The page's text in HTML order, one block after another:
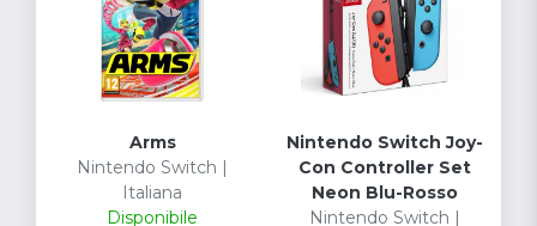
Arms
Nintendo Switch |
Italiana
Disponibile
Nintendo Switch Joy-
Con Controller Set
Neon Blu-Rosso
Nintendo Switch |